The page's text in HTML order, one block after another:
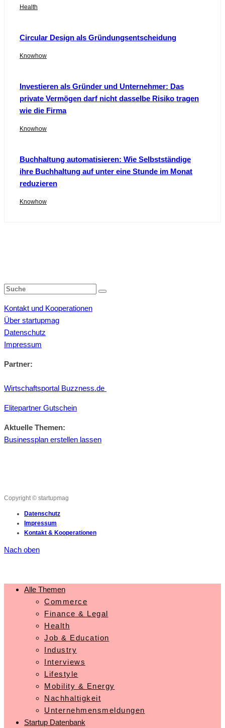
Health
Circular Design als Gründungsentscheidung
Knowhow
Investieren als Gründer und Unternehmer: Das
private Vermögen darf nicht dasselbe Risiko tragen
wie die Firma
Knowhow
Buchhaltung automatisieren: Wie Selbstständige
ihre Buchhaltung auf unter eine Stunde im Monat
reduzieren
Knowhow
Kontakt und Kooperationen
Über startupmag
Datenschutz
Impressum
Partner:
Wirtschaftsportal Buzzness.de
Elitepartner Gutschein
Aktuelle Themen:
Businessplan erstellen lassen
Copyright © startupmag
Datenschutz
Impressum
Kontakt & Kooperationen
Nach oben
Alle Themen
Commerce
Finance & Legal
Health
Job & Education
Industry
Interviews
Lifestyle
Mobility & Energy
Nachhaltigkeit
Unternehmensmeldungen
Startup Datenbank